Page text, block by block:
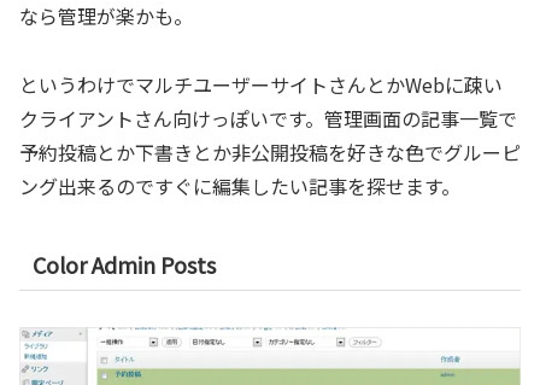
なら管理が楽かも。
というわけでマルチユーザーサイトさんとかWebに疎い
クライアントさん向けっぽいです。管理画面の記事一覧で
予約投稿とか下書きとか非公開投稿を好きな色でグルーピ
ング出来るのですぐに編集したい記事を探せます。
Color Admin Posts